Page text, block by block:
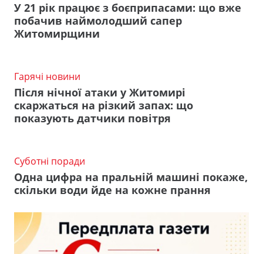
У 21 рік працює з боєприпасами: що вже
побачив наймолодший сапер
Житомирщини
Гарячі новини
Після нічної атаки у Житомирі
скаржаться на різкий запах: що
показують датчики повітря
Суботні поради
Одна цифра на пральній машині покаже,
скільки води йде на кожне прання